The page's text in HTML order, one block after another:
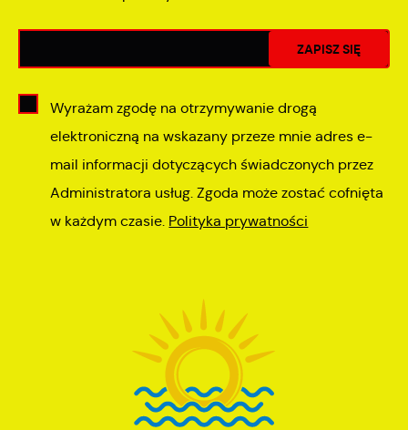
Wyrażam zgodę na otrzymywanie drogą
elektroniczną na wskazany przeze mnie adres e-
mail informacji dotyczących świadczonych przez
Administratora usług. Zgoda może zostać cofnięta
w każdym czasie. Polityka prywatności